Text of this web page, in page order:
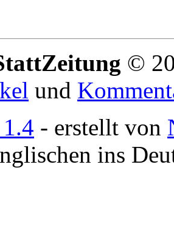
©
und
- erstellt von
ins